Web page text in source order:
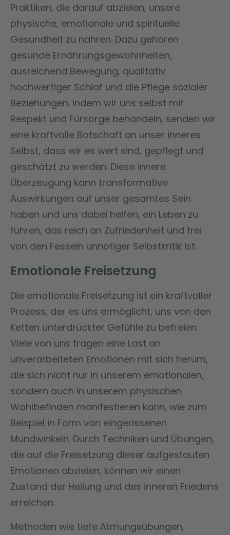
Praktiken, die darauf abzielen, unsere
physische, emotionale und spirituelle
Gesundheit zu nähren. Dazu gehören
gesunde Ernährungsgewohnheiten,
ausreichend Bewegung, qualitativ
hochwertiger Schlaf und die Pflege sozialer
Beziehungen. Indem wir uns selbst mit
Respekt und Fürsorge behandeln, senden wir
eine kraftvolle Botschaft an unser inneres
Selbst, dass wir es wert sind, gepflegt und
geschätzt zu werden. Diese innere
Überzeugung kann transformative
Auswirkungen auf unser gesamtes Sein
haben und uns dabei helfen, ein Leben zu
führen, das reich an Zufriedenheit und frei
von den Fesseln unnötiger Selbstkritik ist.
Emotionale Freisetzung
Die emotionale Freisetzung ist ein kraftvoller
Prozess, der es uns ermöglicht, uns von den
Ketten unterdrückter Gefühle zu befreien.
Viele von uns tragen eine Last an
unverarbeiteten Emotionen mit sich herum,
die sich nicht nur in unserem emotionalen,
sondern auch in unserem physischen
Wohlbefinden manifestieren kann, wie zum
Beispiel in Form von eingerissenen
Mundwinkeln. Durch Techniken und Übungen,
die auf die Freisetzung dieser aufgestauten
Emotionen abzielen, können wir einen
Zustand der Heilung und des inneren Friedens
erreichen.
Methoden wie tiefe Atmungsübungen,